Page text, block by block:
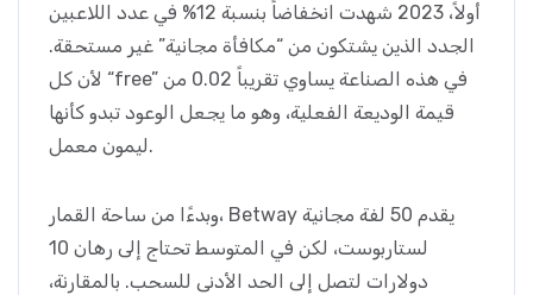
أولاً، 2023 شهدت انخفاضاً بنسبة 12% في عدد اللاعبين
الجدد الذين يشتكون من “مكافأة مجانية” غير مستحقة.
لأن كل “free” في هذه الصناعة يساوي تقريباً 0.02 من
قيمة الوديعة الفعلية، وهو ما يجعل الوعود تبدو كأنها
ليمون معمل.
وبدءًا من ساحة القمار، Betway يقدم 50 لفة مجانية
لستاربوست، لكن في المتوسط تحتاج إلى رهان 10
دولارات لتصل إلى الحد الأدنى للسحب. بالمقارنة،